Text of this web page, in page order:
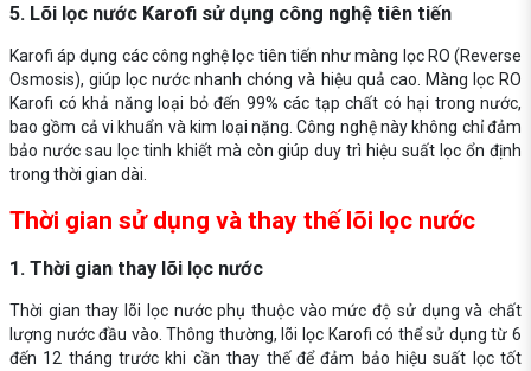
5. Lõi lọc nước Karofi sử dụng công nghệ tiên tiến
Karofi áp dụng các công nghệ lọc tiên tiến như màng lọc RO (Reverse
Osmosis), giúp lọc nước nhanh chóng và hiệu quả cao. Màng lọc RO
Karofi có khả năng loại bỏ đến 99% các tạp chất có hại trong nước,
bao gồm cả vi khuẩn và kim loại nặng. Công nghệ này không chỉ đảm
bảo nước sau lọc tinh khiết mà còn giúp duy trì hiệu suất lọc ổn định
trong thời gian dài.
Thời gian sử dụng và thay thế lõi lọc nước
1. Thời gian thay lõi lọc nước
Thời gian thay lõi lọc nước phụ thuộc vào mức độ sử dụng và chất
lượng nước đầu vào. Thông thường, lõi lọc Karofi có thể sử dụng từ 6
đến 12 tháng trước khi cần thay thế để đảm bảo hiệu suất lọc tốt